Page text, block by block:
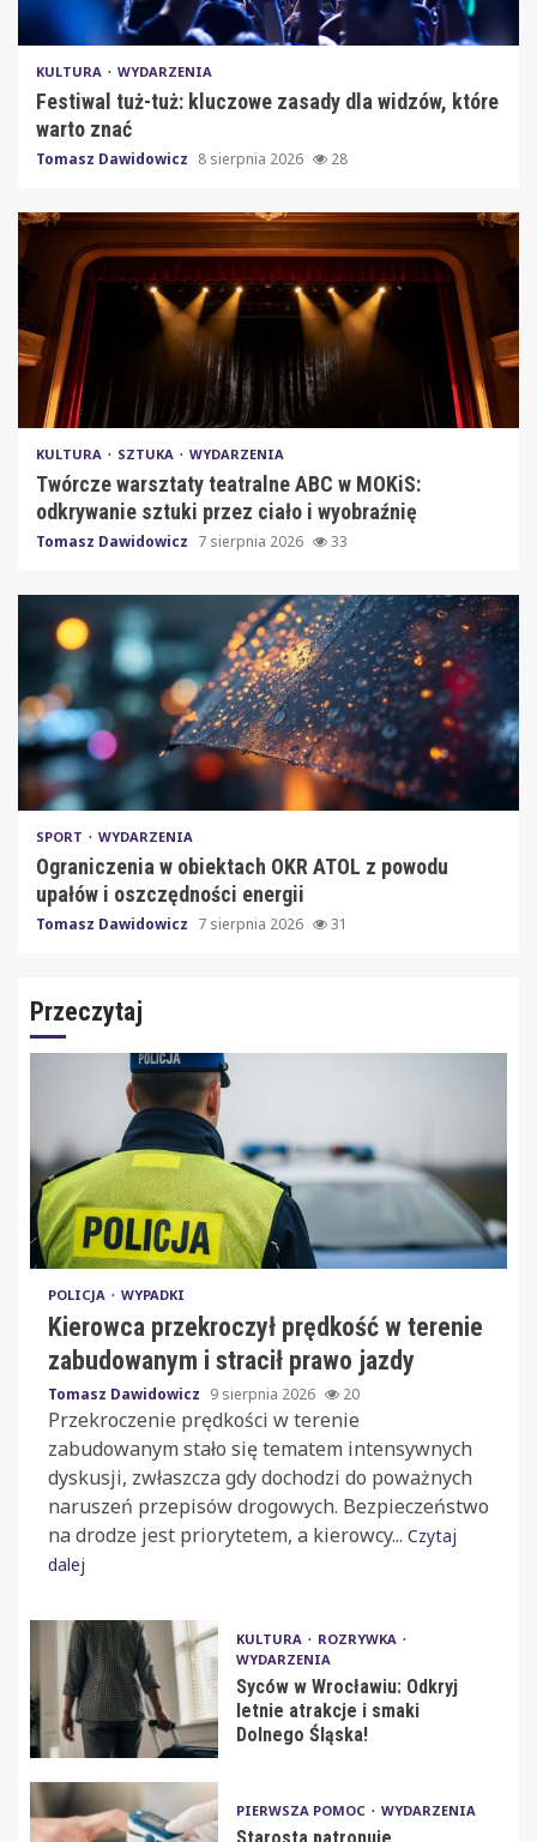
KULTURA WYDARZENIA
Festiwal tuż-tuż: kluczowe zasady dla widzów, które
warto znać
Tomasz Dawidowicz 8 sierpnia 2026 28
KULTURA SZTUKA WYDARZENIA
Twórcze warsztaty teatralne ABC w MOKiS:
odkrywanie sztuki przez ciało i wyobraźnię
Tomasz Dawidowicz 7 sierpnia 2026 33
SPORT WYDARZENIA
Ograniczenia w obiektach OKR ATOL z powodu
upałów i oszczędności energii
Tomasz Dawidowicz 7 sierpnia 2026 31
Przeczytaj
POLICJA WYPADKI
Kierowca przekroczył prędkość w terenie
zabudowanym i stracił prawo jazdy
Tomasz Dawidowicz 9 sierpnia 2026 20
Przekroczenie prędkości w terenie
zabudowanym stało się tematem intensywnych
dyskusji, zwłaszcza gdy dochodzi do poważnych
naruszeń przepisów drogowych. Bezpieczeństwo
na drodze jest priorytetem, a kierowcy... Czytaj
dalej
KULTURA
ROZRYWKA
WYDARZENIA
Syców w Wrocławiu: Odkryj
letnie atrakcje i smaki
Dolnego Śląska!
PIERWSZA POMOC WYDARZENIA